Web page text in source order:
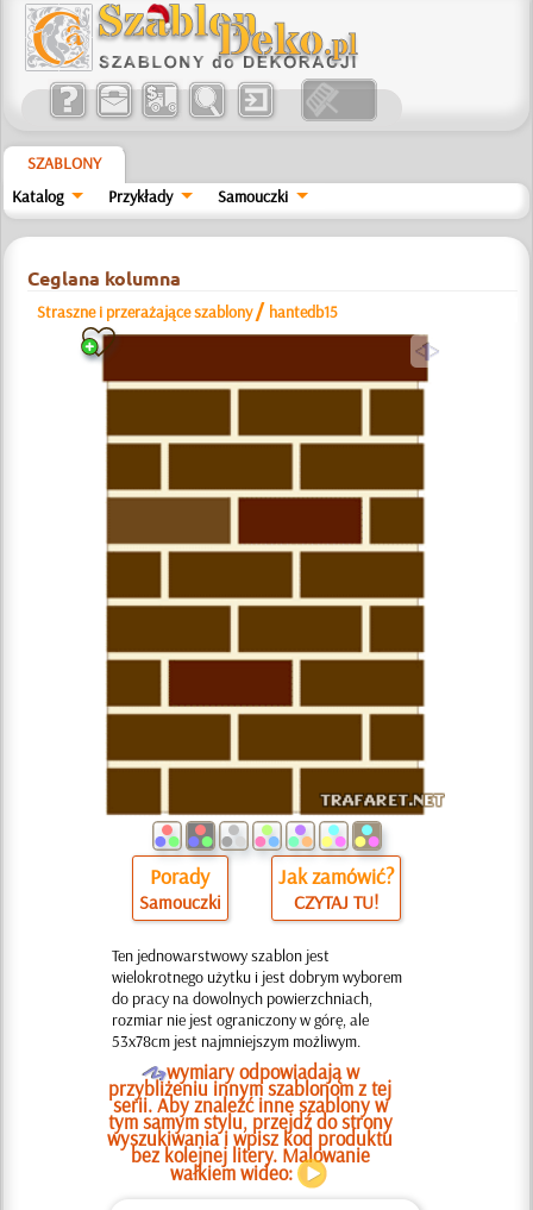
SZABLONY
Katalog
Przykłady Samouczki
Ceglana kolumna
Straszne i przerażające szablony / hantedb15
a
Porady
Samouczki
Jak zamówić?
CZYTAJ TU!
Ten jednowarstwowy szablon jest
wielokrotnego użytku i jest dobrym wyborem
do pracy na dowolnych powierzchniach,
rozmiar nie jest ograniczony w górę, ale
53x78cm jest najmniejszym możliwym.
Owymiary odpowiadają w
przybliżeniu innym szablonom z tej
serii. Aby znaleźć inne szablony w
tym samym stylu, przejdź do strony
wyszukiwania i wpisz kod produktu
bez kolejnej litery. Malowanie
wałkiem wideo: